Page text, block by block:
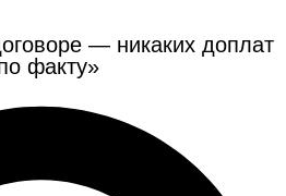
— никаких доплат
факту»